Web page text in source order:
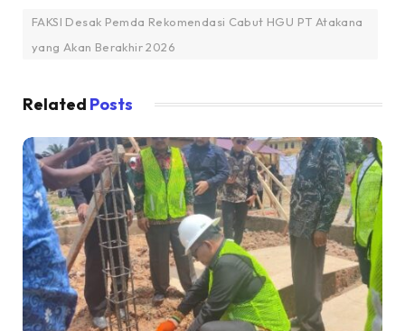
FAKSI Desak Pemda Rekomendasi Cabut HGU PT Atakana
yang Akan Berakhir 2026
Related Posts